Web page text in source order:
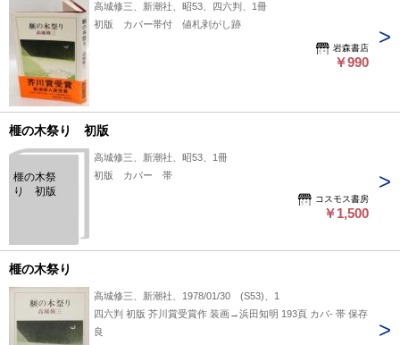
高城修三、新潮社、昭53、四六判、1冊
初版 カバー帯付 値札剥がし跡
岩森書店
￥990
榧の木祭り 初版
榧の木祭
り 初版
高城修三、新潮社、昭53、1冊
初版 カバー 帯
コスモス書房
￥1,500
榧の木祭り
高城修三、新潮社、1978/01/30 (S53)、1
四六判 初版 芥川賞受賞作 装画→浜田知明 193頁 カバ- 帯 保存
良